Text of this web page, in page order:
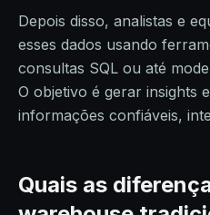
Depois disso, analistas e
esses dados usando
consultas SQL ou até
O objetivo é gerar insights
informações confiáveis,
Quais as